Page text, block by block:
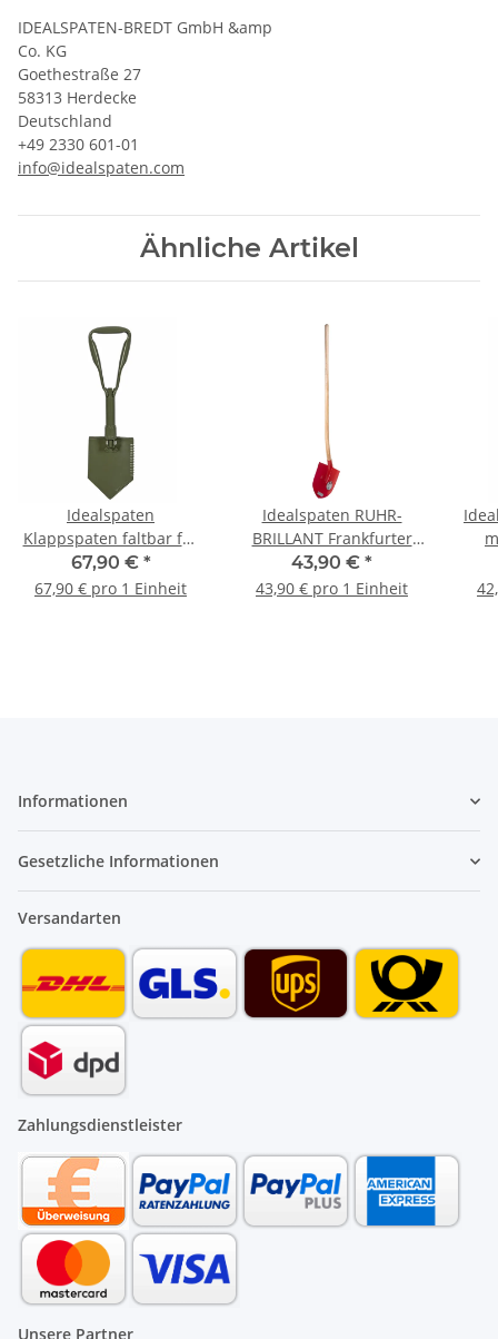
IDEALSPATEN-BREDT GmbH &amp
Co. KG
Goethestraße 27
58313 Herdecke
Deutschland
+49 2330 601-01
info@idealspaten.com
Ähnliche Artikel
Idealspaten
Klappspaten faltbar für
Camping & Outdoor |
60020001
67,90 € *
67,90 € pro 1 Einheit
Idealspaten RUHR-
BRILLANT Frankfurter
Schaufel mit
angespitzter Kante
43,90 € *
43,90 € pro 1 Einheit
Informationen
Gesetzliche Informationen
Versandarten
Zahlungsdienstleister
Unsere Partner